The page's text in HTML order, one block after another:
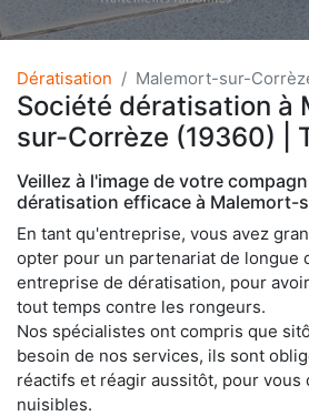
Dératisation Malemort-sur-
Société dératisation à
sur-Corrèze (19360) |
Veillez à l'image de votre
dératisation efficace à Malemort-
En tant qu'entreprise, vous avez
opter pour un partenariat de longue
entreprise de dératisation, pour
tout temps contre les rongeurs.
Nos spécialistes ont compris que
besoin de nos services, ils sont
réactifs et réagir aussitôt, pour vous
nuisibles.